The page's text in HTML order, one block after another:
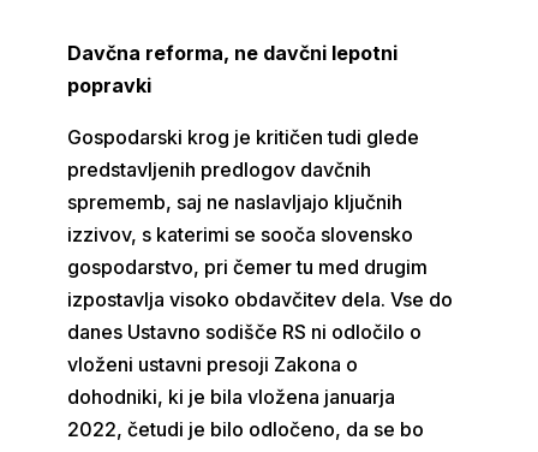
Davčna reforma, ne davčni lepotni
popravki
Gospodarski krog je kritičen tudi glede
predstavljenih predlogov davčnih
sprememb, saj ne naslavljajo ključnih
izzivov, s katerimi se sooča slovensko
gospodarstvo, pri čemer tu med drugim
izpostavlja visoko obdavčitev dela. Vse do
danes Ustavno sodišče RS ni odločilo o
vloženi ustavni presoji Zakona o
dohodniki, ki je bila vložena januarja
2022, četudi je bilo odločeno, da se bo